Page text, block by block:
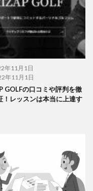
年11月1日
年11月1日
GOLFの口コミや評判を徹
！レッスンは本当に上達す